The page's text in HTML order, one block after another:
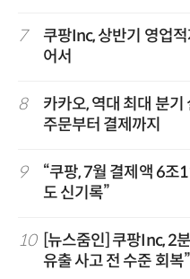
7
쿠팡Inc, 상반기 영업
어서
8
카카오, 역대 최대 분
주문부터 결제까지
9
“쿠팡, 7월 결제액 6
도 신기록”
10
[뉴스줌인] 쿠팡Inc, 2
유출 사고 전 수준 회복”